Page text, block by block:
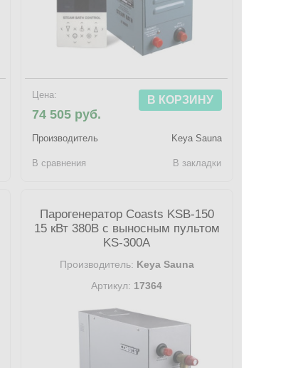
Цена:
74 505 руб.
В КОРЗИНУ
Производитель Keya Sauna
В сравнения В закладки
Парогенератор Coasts KSB-150
15 кВт 380В с выносным пультом
KS-300A
Производитель: Keya Sauna
Артикул: 17364